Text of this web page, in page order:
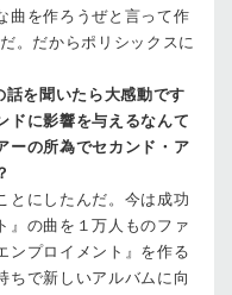
曲を作ろうぜと言って作
。だからポリシックスに
を聞いたら大感動です
ドに影響を与えるなんて
ーの所為でセカンド・ア
とにしたんだ。今は成功
』の曲を１万人ものファ
ンプロイメント』を作る
ちで新しいアルバムに向